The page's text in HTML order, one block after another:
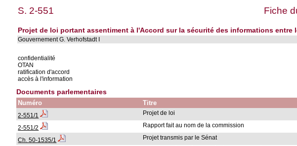
S. 2-551 Fiche
Projet de loi portant assentiment à l'Accord sur la sécurité des informations entre
Gouvernement G. Verhofstadt I
confidentialité
OTAN
ratification d'accord
accès à l'information
Documents parlementaires
Numéro Titre
2-551/1 Projet de loi
2-551/2 Rapport fait au nom de la commission
Ch. 50-1535/1 Projet transmis par le Sénat